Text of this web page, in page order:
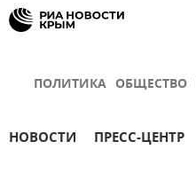
ПОЛИТИКА ОБЩЕСТВО
НОВОСТИ ПРЕСС-ЦЕНТР